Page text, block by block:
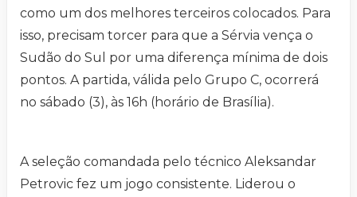
como um dos melhores terceiros colocados. Para
isso, precisam torcer para que a Sérvia vença o
Sudão do Sul por uma diferença mínima de dois
pontos. A partida, válida pelo Grupo C, ocorrerá
no sábado (3), às 16h (horário de Brasília).
A seleção comandada pelo técnico Aleksandar
Petrovic fez um jogo consistente. Liderou o